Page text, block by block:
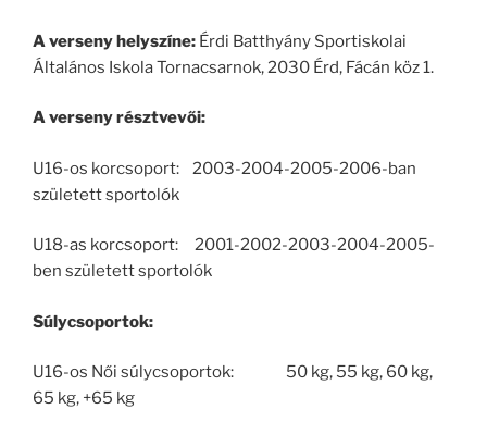
A verseny helyszíne: Érdi Batthyány Sportiskolai
Általános Iskola Tornacsarnok, 2030 Érd, Fácán köz 1.
A verseny résztvevői:
U16-os korcsoport: 2003-2004-2005-2006-ban
született sportolók
U18-as korcsoport: 2001-2002-2003-2004-2005-
ben született sportolók
Súlycsoportok:
U16-os Női súlycsoportok: 50 kg, 55 kg, 60 kg,
65 kg, +65 kg